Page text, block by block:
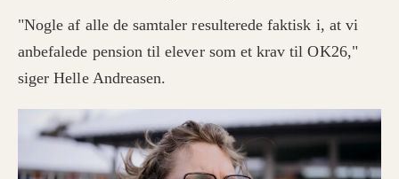
identisk med Annes. Bortset fra at hun i
elevtiden hver måned får indsat 3.780 kroner
ind på sin pensionsopsparing.
som 70-årig, vil få 18.250 kroner om måneden –
eller 1.833 kroner mere om måneden end Anne.
Bemærk:
"Nogle af alle de samtaler resulterede faktisk i, at vi
anbefalede pension til elever som et krav til OK26,"
siger Helle Andreasen.